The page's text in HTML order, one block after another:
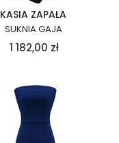
KASIA ZAPAŁA
SUKNIA GAJA
1 182,00 zł